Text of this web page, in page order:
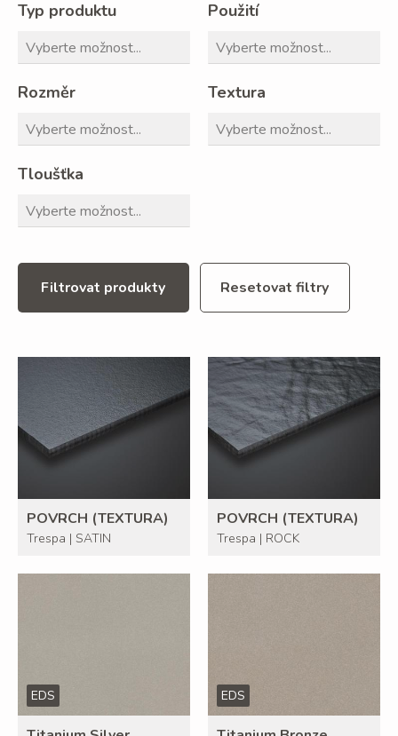
Typ produktu Použití
Rozměr Textura
Tloušťka
Filtrovat produkty Resetovat filtry
POVRCH (TEXTURA)
Trespa | SATIN
POVRCH (TEXTURA)
Trespa | ROCK
EDS EDS